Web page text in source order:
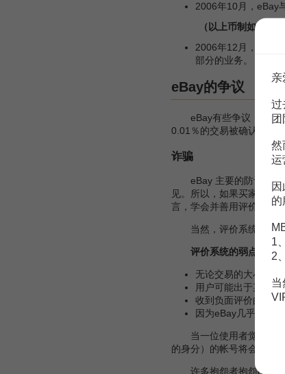
2006年10月，eBay
（以上币制如未注
2006年12月，eBay
部分的业务。
eBay的争议
eBay有些争议，从隐私
0.01％的交易被确认为诈欺
诈骗
eBay 主要的防诈骗手段
见。所以，如果买家对该
言，学会并善用评价系统
当然，评价系统同时也
评价系统的弱点有：
无论交易的大小，评
用户可能出于某些
收到负面评价的用户
因为eBay几乎不会
当一位使用者觉得一位
的身分）的帐号将会被取
许多抱怨者抱怨eBay
亲
过
团
然
运
因
的
1
2
当